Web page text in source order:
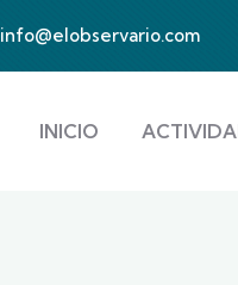
info@elobservario.com
INICIO